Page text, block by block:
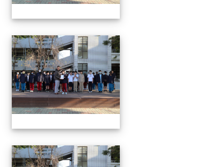
1150312 114上第3次段考
1150312 114上第3次段考